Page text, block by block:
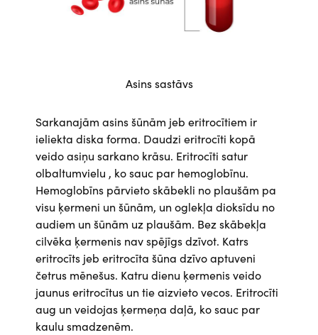
Asins sastāvs
Sarkanajām asins šūnām jeb eritrocītiem ir
ieliekta diska forma. Daudzi eritrocīti kopā
veido asiņu sarkano krāsu. Eritrocīti satur
olbaltumvielu , ko sauc par hemoglobīnu.
Hemoglobīns pārvieto skābekli no plaušām pa
visu ķermeni un šūnām, un oglekļa dioksīdu no
audiem un šūnām uz plaušām. Bez skābekļa
cilvēka ķermenis nav spējīgs dzīvot. Katrs
eritrocīts jeb eritrocīta šūna dzīvo aptuveni
četrus mēnešus. Katru dienu ķermenis veido
jaunus eritrocītus un tie aizvieto vecos. Eritrocīti
aug un veidojas ķermeņa daļā, ko sauc par
kaulu smadzenēm.